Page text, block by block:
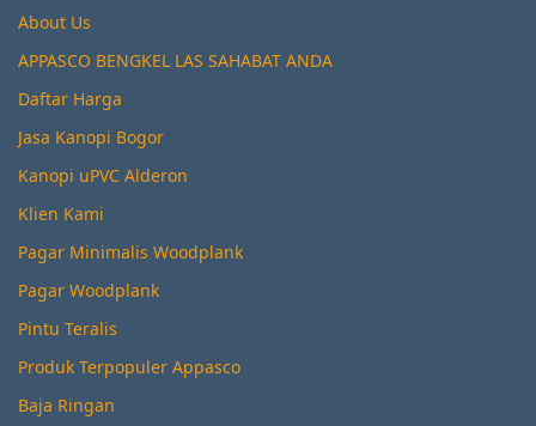
About Us
APPASCO BENGKEL LAS SAHABAT ANDA
Daftar Harga
Jasa Kanopi Bogor
Kanopi uPVC Alderon
Klien Kami
Pagar Minimalis Woodplank
Pagar Woodplank
Pintu Teralis
Produk Terpopuler Appasco
Baja Ringan